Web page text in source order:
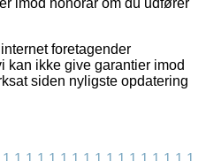
foretagender
kan ikke give garantier imod
siden nyligste opdatering